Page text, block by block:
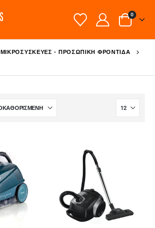
0
ΜΙΚΡΟΣΥΣΚΕΥΈΣ - ΠΡΟΣΩΠΙΚΉ ΦΡΟΝΤΊΔΑ